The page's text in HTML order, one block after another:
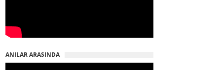
ANILAR ARASINDA